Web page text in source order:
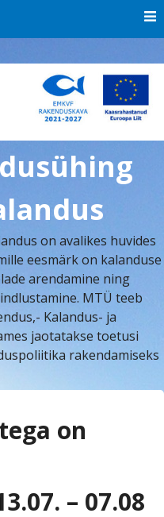
on avalikes huvides
eesmärk on kalanduse
arendamine ning
MTÜ teeb
Kalandus- ja
jaotatakse toetusi
rakendamiseks
on
– 07.08